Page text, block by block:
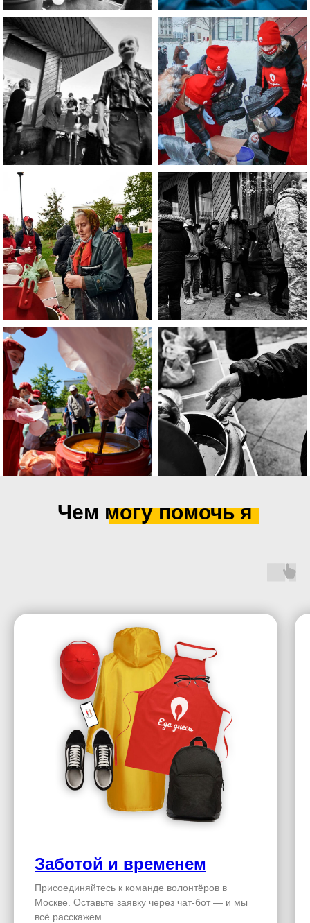
Чем могу помочь я
Заботой и временем
Присоединяйтесь к команде волонтёров в
Москве. Оставьте заявку через чат-бот — и мы
всё расскажем.
Если Вы нуждаетесь в помощи, то
эта информация для Вас.
Каждый может оказаться в
сложной жизненной ситуации,
главное - знать, к кому обратиться
за помощью!
Помощь нужна
Вам?
ЧИТАТЬ